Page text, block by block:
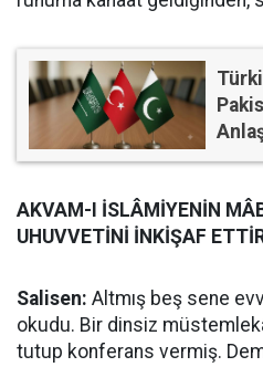
AKVAM-I İSLÂMİYENİN
UHUVVETİNİ İNKİŞAF
Salisen: Altmış beş sene
okudu. Bir dinsiz
tutup konferans vermiş.